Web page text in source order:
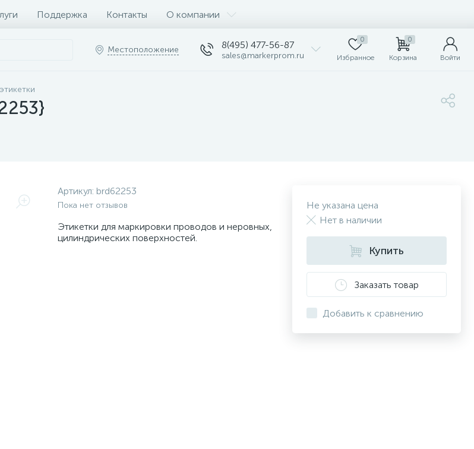
Поддержка Контакты О компании
Местоположение 8(495) 477-56-87
sales@markerprom.ru
0
Избранное
0
Корзина Войти
Артикул: brd62253
Пока нет отзывов
Этикетки для маркировки проводов и неровных,
цилиндрических поверхностей.
Не указана цена
Нет в наличии
Купить
Заказать товар
Добавить к сравнению